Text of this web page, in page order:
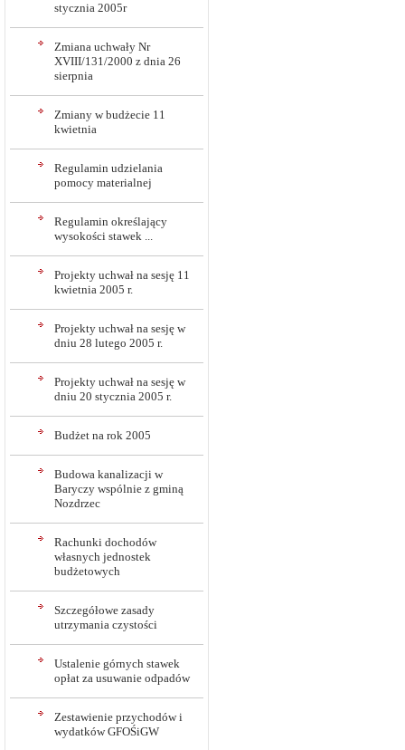
stycznia 2005r
Zmiana uchwały Nr
XVIII/131/2000 z dnia 26
sierpnia
Zmiany w budżecie 11
kwietnia
Regulamin udzielania
pomocy materialnej
Regulamin określający
wysokości stawek ...
Projekty uchwał na sesję 11
kwietnia 2005 r.
Projekty uchwał na sesję w
dniu 28 lutego 2005 r.
Projekty uchwał na sesję w
dniu 20 stycznia 2005 r.
Budżet na rok 2005
Budowa kanalizacji w
Baryczy wspólnie z gminą
Nozdrzec
Rachunki dochodów
własnych jednostek
budżetowych
Szczegółowe zasady
utrzymania czystości
Ustalenie górnych stawek
opłat za usuwanie odpadów
Zestawienie przychodów i
wydatków GFOŚiGW